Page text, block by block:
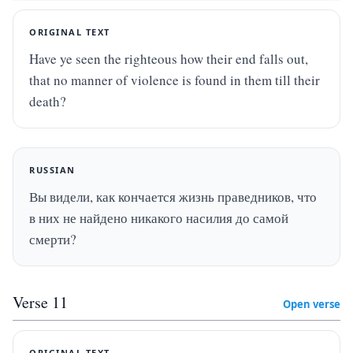
ORIGINAL TEXT
Have ye seen the righteous how their end falls out,
that no manner of violence is found in them till their
death?
RUSSIAN
Вы видели, как кончается жизнь праведников, что
в них не найдено никакого насилия до самой
смерти?
Verse 11 Open verse